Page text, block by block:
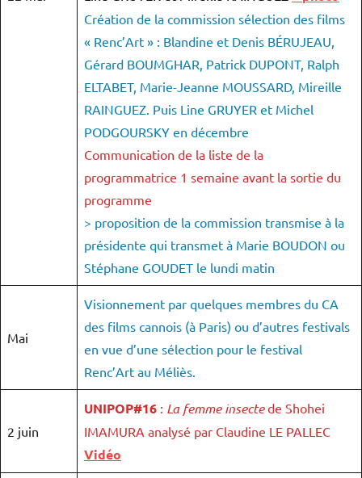
Création de la commission sélection des films
« Renc’Art » : Blandine et Denis BÉRUJEAU,
Gérard BOUMGHAR, Patrick DUPONT, Ralph
ELTABET, Marie-Jeanne MOUSSARD, Mireille
RAINGUEZ. Puis Line GRUYER et Michel
PODGOURSKY en décembre
Communication de la liste de la
programmatrice 1 semaine avant la sortie du
programme
> proposition de la commission transmise à la
présidente qui transmet à Marie BOUDON ou
Stéphane GOUDET le lundi matin
Mai
Visionnement par quelques membres du CA
des films cannois (à Paris) ou d’autres festivals
en vue d’une sélection pour le festival
Renc’Art au Méliès.
2 juin
UNIPOP#16 : La femme insectede Shohei
IMAMURA analysé par Claudine LE PALLEC
Vidéo